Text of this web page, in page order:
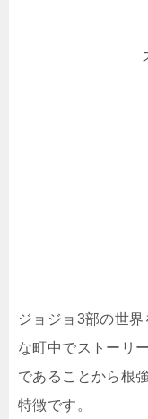
ジョジョ3部の世
な町中でストーリ
であることから根
特徴です。